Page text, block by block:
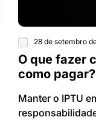
28 de setembro
O que fazer
como pagar?
Manter o IPTU